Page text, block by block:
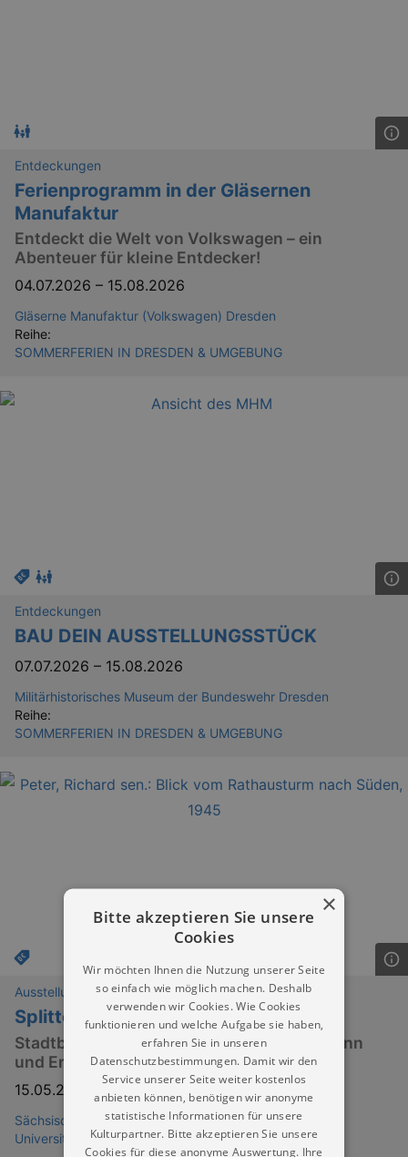
Entdeckungen
Ferienprogramm in der Gläsernen
Manufaktur
Entdeckt die Welt von Volkswagen – ein
Abenteuer für kleine Entdecker!
04.07.2026 – 15.08.2026
Gläserne Manufaktur (Volkswagen) Dresden
Reihe:
SOMMERFERIEN IN DRESDEN & UMGEBUNG
Entdeckungen
BAU DEIN AUSSTELLUNGSSTÜCK
07.07.2026 – 15.08.2026
Militärhistorisches Museum der Bundeswehr Dresden
Reihe:
SOMMERFERIEN IN DRESDEN & UMGEBUNG
Ausstellungen
Splitter und Spuren
Stadtbilder zwischen Zerstörung, Neubeginn
und Erinnerung
15.05.2025 –16.08.2026
Sächsische Landesbibliothek - Staats- und
Universitätsbibliothek Dresden (SLUB)
×
Bitte akzeptieren Sie unsere
Cookies
Wir möchten Ihnen die Nutzung unserer Seite
so einfach wie möglich machen. Deshalb
verwenden wir Cookies. Wie Cookies
funktionieren und welche Aufgabe sie haben,
erfahren Sie in unseren
Datenschutzbestimmungen. Damit wir den
Service unserer Seite weiter kostenlos
anbieten können, benötigen wir anonyme
statistische Informationen für unsere
Kulturpartner. Bitte akzeptieren Sie unsere
Cookies für diese anonyme Auswertung. Ihre